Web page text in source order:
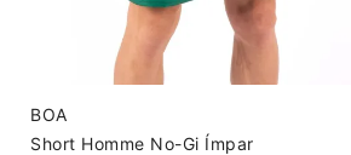
BOA
Short Homme No-Gi Ímpar